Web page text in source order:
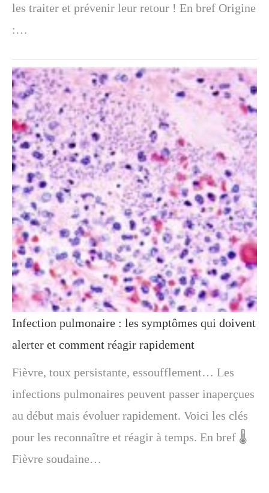
les traiter et prévenir leur retour ! En bref Origine
:…
Infection pulmonaire : les symptômes qui doivent
alerter et comment réagir rapidement
Fièvre, toux persistante, essoufflement… Les
infections pulmonaires peuvent passer inaperçues
au début mais évoluer rapidement. Voici les clés
pour les reconnaître et réagir à temps. En bref 🌡️
Fièvre soudaine…